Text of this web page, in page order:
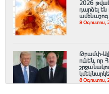
2026
դարձել
ամենաշոգ
8 Օգոստոս,
Թրամփ-
ունեն,
8 Օգոստոս,